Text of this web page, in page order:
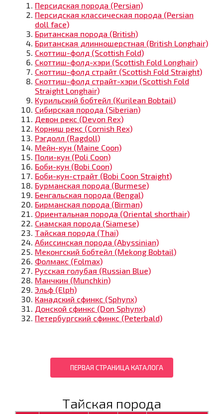
Персидская порода (Persian)
Персидская классическая порода (Persian
doll face)
Британская порода (British)
Британская длинношерстная (British Longhair)
Скоттиш-фолд (Scottish Fold)
Скоттиш-фолд-хэри (Scottish Fold Longhair)
Скоттиш-фолд страйт (Scottish Fold Straight)
Скоттиш-фолд страйт-хэри (Scottish Fold
Straight Longhair)
Курильский бобтейл (Kurilean Bobtail)
Сибирская порода (Siberian)
Девон рекс (Devon Rex)
Корниш рекс (Cornish Rex)
Рэгдолл (Ragdoll)
Мейн-кун (Maine Coon)
Поли-кун (Poli Coon)
Боби-кун (Bobi Coon)
Боби-кун-страйт (Bobi Coon Straight)
Бурманская порода (Burmese)
Бенгальская порода (Bengal)
Бирманская порода (Birman)
Ориентальная порода (Oriental shorthair)
Сиамская порода (Siamese)
Тайская порода (Thai)
Абиссинская порода (Abyssinian)
Меконгский бобтейл (Mekong Bobtail)
Фолмакс (Folmax)
Русская голубая (Russian Blue)
Манчкин (Munchkin)
Эльф (Elph)
Канадский сфинкс (Sphynx)
Донской сфинкс (Don Sphynx)
Петербургский сфинкс (Peterbald)
ПЕРВАЯ СТРАНИЦА КАТАЛОГА
Тайская порода